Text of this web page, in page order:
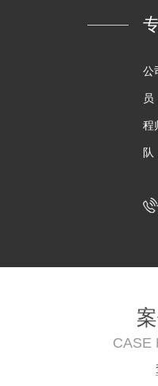
公
员
程
队
CASE